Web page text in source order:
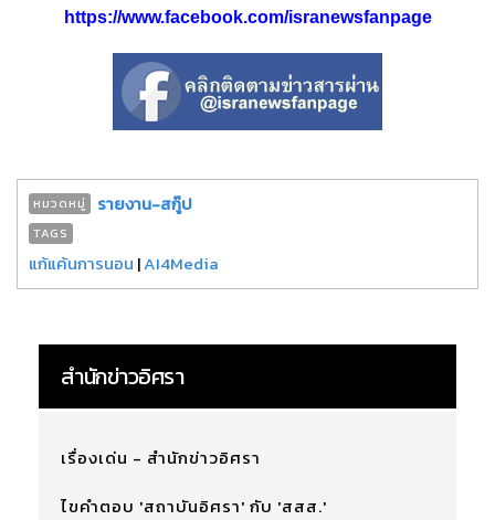
https://www.facebook.com/isranewsfanpage
หมวดหมู่ รายงาน-สกู๊ป
TAGS
แก้แค้นการนอน |AI4Media
สำนักข่าวอิศรา
เรื่องเด่น - สำนักข่าวอิศรา
ไขคำตอบ 'สถาบันอิศรา' กับ 'สสส.'